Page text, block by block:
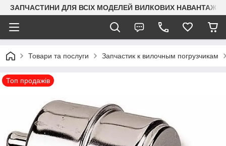
ЗАПЧАСТИНИ ДЛЯ ВСІХ МОДЕЛЕЙ ВИЛКОВИХ
Товари та послуги Запчастик к вилочным погрузчикам
Топ продажів